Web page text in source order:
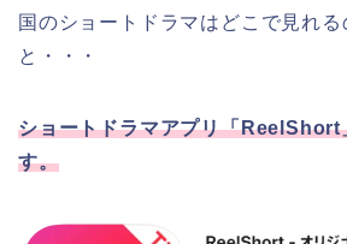
国のショートドラマはどこで見れる
と・・・
ショートドラマアプリ「ReelShort
す。